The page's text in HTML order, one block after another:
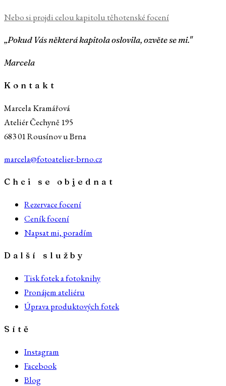
Nebo si projdi celou kapitolu těhotenské focení
„Pokud Vás některá kapitola oslovila, ozvěte se mi."
Marcela
Kontakt
Marcela Kramářová
Ateliér Čechyně 195
683 01 Rousínov u Brna
marcela@fotoatelier-brno.cz
Chci se objednat
Rezervace focení
Ceník focení
Napsat mi, poradím
Další služby
Tisk fotek a fotoknihy
Pronájem ateliéru
Úprava produktových fotek
Sítě
Instagram
Facebook
Blog